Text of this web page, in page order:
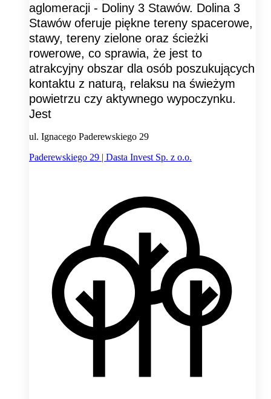
aglomeracji - Doliny 3 Stawów. Dolina 3
Stawów oferuje piękne tereny spacerowe,
stawy, tereny zielone oraz ścieżki
rowerowe, co sprawia, że jest to
atrakcyjny obszar dla osób poszukujących
kontaktu z naturą, relaksu na świeżym
powietrzu czy aktywnego wypoczynku.
Jest
ul. Ignacego Paderewskiego 29
Paderewskiego 29 | Dasta Invest Sp. z o.o.